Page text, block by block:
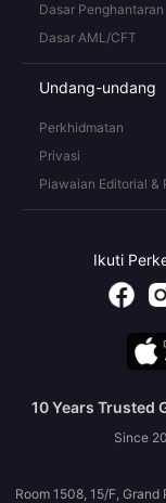
Dasar Penghantaran
Dasar AML/CFT
Undang-undang
Perkhidmatan
Privasi
Piawaian Editorial &
Ikuti
10 Years Trusted
Since
Room 1508, 15/F,